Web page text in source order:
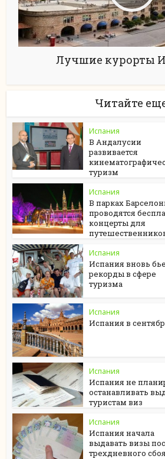
Лучшие курорты
Читайте
Испания
В Андалусии
развивается
туризм
Испания
В парках
проводятся
концерты для
Испания
Испания вновь
рекорды в сфере
туризма
Испания
Испания в
Испания
Испания не
останавливать
туристам виз
Испания
Испания начала
выдавать визы
трехдневного сбоя